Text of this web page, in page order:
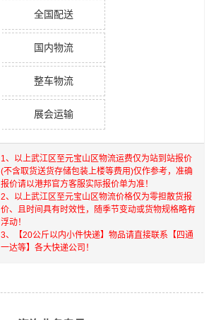
全国配送
国内物流
整车物流
展会运输
1、以上武江区 至元宝山区物流运费仅为站到站报价
(不含取货送货存储包装上楼等费用)仅作参考，准确
报价请以港邦官方客服实际报价单为准！
2、以上武江区 至元宝山区物流价格仅为零担散货报
价、且时间具有时效性，随季节变动或货物规格略有
浮动！
3、【20公斤以内小件快递】物品请直接联系【四通
一达等】各大快递公司！